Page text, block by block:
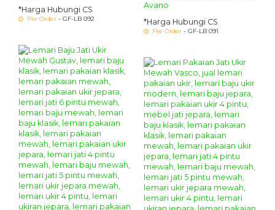
*Harga Hubungi CS
Pre Order - GF-LB 092
Avano
*Harga Hubungi CS
Pre Order - GF-LB 091